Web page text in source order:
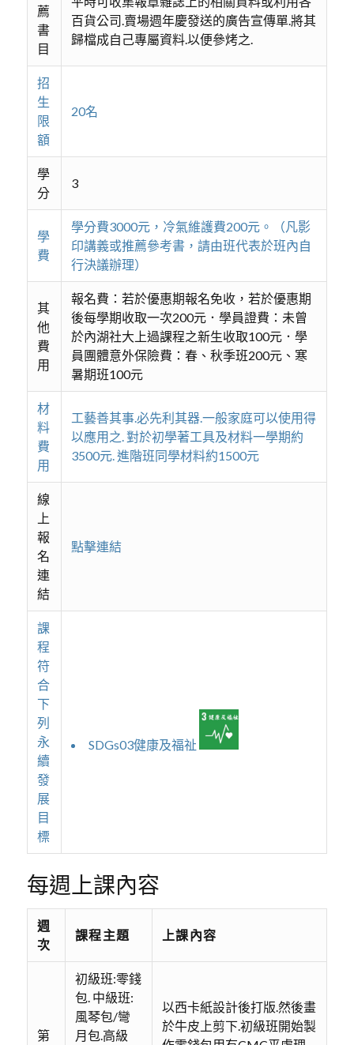
薦
書
目
百貨公司.賣場週年慶發送的廣告宣傳單.將其
歸檔成自己專屬資料.以便參烤之.
招
生
限
額
20名
學
分
3
學
費
學分費3000元，冷氣維護費200元。（凡影
印講義或推薦參考書，請由班代表於班內自
行決議辦理）
其
他
費
用
報名費：若於優惠期報名免收，若於優惠期
後每學期收取一次200元．學員證費：未曾
於內湖社大上過課程之新生收取100元．學
員團體意外保險費：春、秋季班200元、寒
暑期班100元
材
料
費
用
工藝善其事.必先利其器.一般家庭可以使用得
以應用之. 對於初學著工具及材料一學期約
3500元. 進階班同學材料約1500元
線
上
報
名
連
結
點擊連結
課
程
符
合
下
列
永
續
發
展
目
標
SDGs03健康及福祉
每週上課內容
週
次
課程主題 上課內容
第
初級班:零錢
包. 中級班:
風琴包/彎
月包.高級
以西卡紙設計後打版.然後畫
於牛皮上剪下.初級班開始製